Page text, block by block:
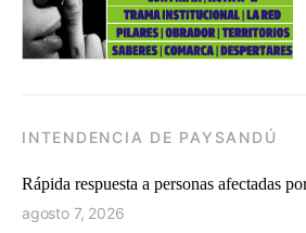
INTENDENCIA DE PAYSANDÚ
Rápida respuesta a personas afectadas
agosto 7, 2026